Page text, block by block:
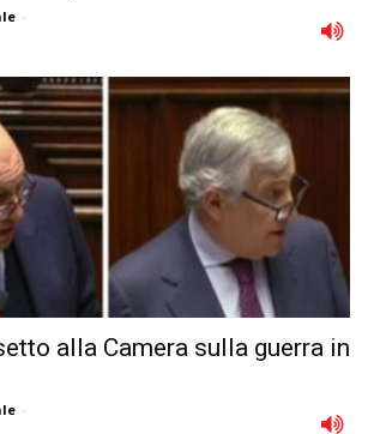
-
alla Camera sulla guerra in
-